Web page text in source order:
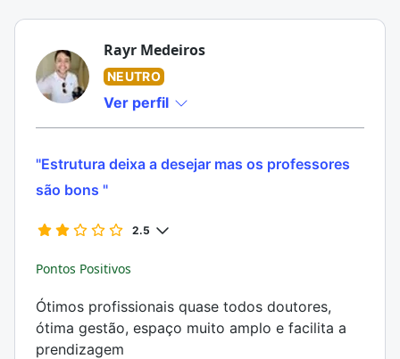
Rayr Medeiros
NEUTRO
Ver perfil
"Estrutura deixa a desejar mas os professores
são bons "
2.5
Pontos Positivos
Ótimos profissionais quase todos doutores,
ótima gestão, espaço muito amplo e facilita a
prendizagem